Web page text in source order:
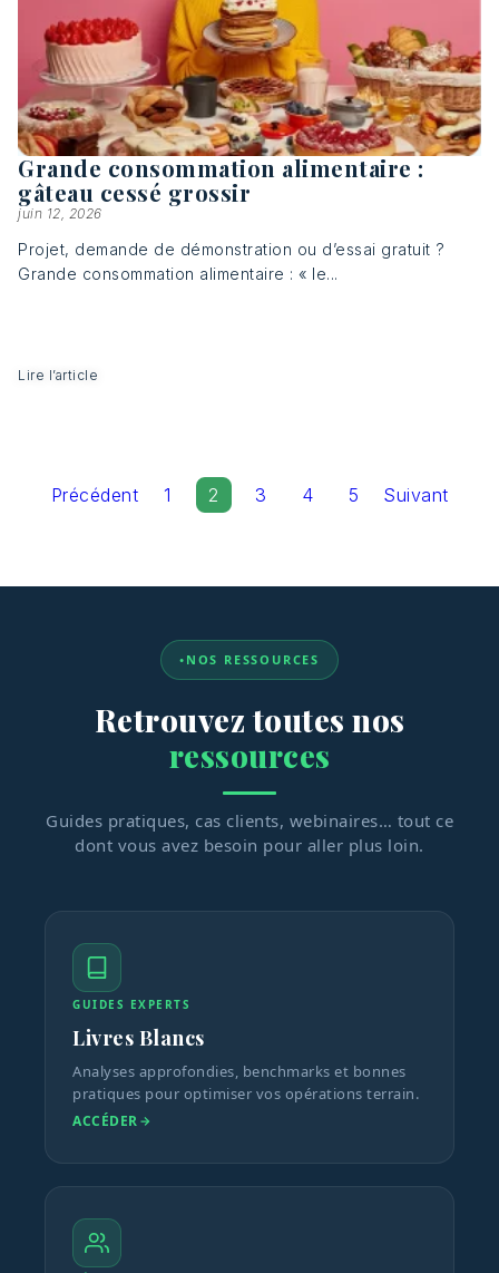
Grande consommation alimentaire :
gâteau cessé grossir
juin 12, 2026
Projet, demande de démonstration ou d’essai gratuit ?
Grande consommation alimentaire : « le...
Lire l’article
Précédent 1 2 3 4 5 Suivant
NOS RESSOURCES
Retrouvez toutes nos
ressources
Guides pratiques, cas clients, webinaires… tout ce
dont vous avez besoin pour aller plus loin.
GUIDES EXPERTS
Livres Blancs
Analyses approfondies, benchmarks et bonnes
pratiques pour optimiser vos opérations terrain.
ACCÉDER